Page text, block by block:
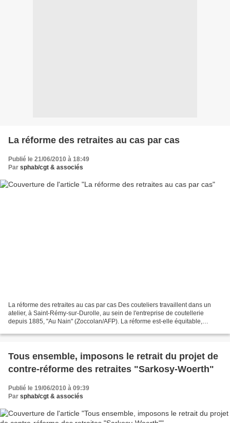
La réforme des retraites au cas par cas
Publié le 21/06/2010 à 18:49
Par sphab/cgt & associés
La réforme des retraites au cas par cas Des couteliers travaillent dans un
atelier, à Saint-Rémy-sur-Durolle, au sein de l'entreprise de coutellerie
depuis 1885, "Au Nain" (Zoccolan/AFP). La réforme est-elle équitable,
Tous ensemble, imposons le retrait du projet de
contre-réforme des retraites "Sarkosy-Woerth"
Publié le 19/06/2010 à 09:39
Par sphab/cgt & associés